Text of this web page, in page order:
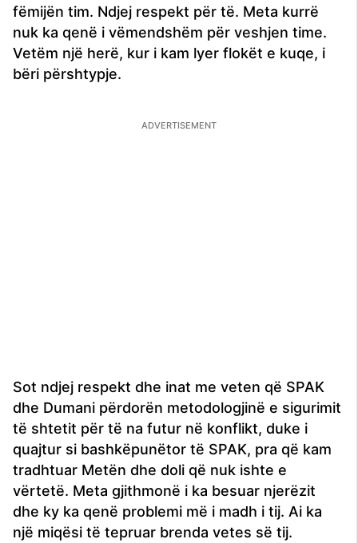
fëmijën tim. Ndjej respekt për të. Meta kurrë
nuk ka qenë i vëmendshëm për veshjen time.
Vetëm një herë, kur i kam lyer flokët e kuqe, i
bëri përshtypje.
Sot ndjej respekt dhe inat me veten që SPAK
dhe Dumani përdorën metodologjinë e sigurimit
të shtetit për të na futur në konflikt, duke i
quajtur si bashkëpunëtor të SPAK, pra që kam
tradhtuar Metën dhe doli që nuk ishte e
vërtetë. Meta gjithmonë i ka besuar njerëzit
dhe ky ka qenë problemi më i madh i tij. Ai ka
një miqësi të tepruar brenda vetes së tij.